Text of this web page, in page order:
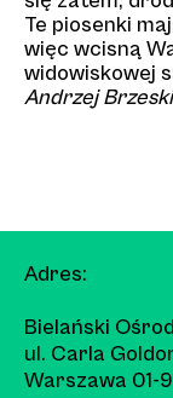
Te piosenki
więc wcisną
widowiskowej
Andrzej Brzeski
Adres:
Bielański
ul. Carla
Warszawa 01-